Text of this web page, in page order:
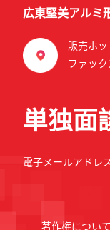
広東堅美アルミ
販売ホ
ファッ
単独面
電子メールアドレ
著作権につい